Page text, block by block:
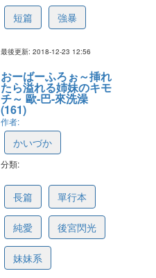
短篇 強暴
最後更新: 2018-12-23 12:56
おーばーふろぉ～挿れ
たら溢れる姉妹のキモ
チ～ 歐-巴-來洗澡
(161)
作者:
かいづか
分類:
長篇 單行本
純愛 後宮閃光
妹妹系